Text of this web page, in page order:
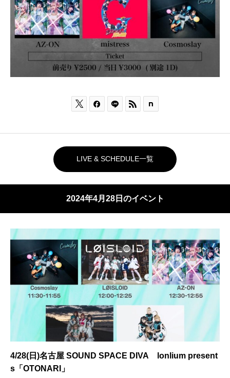
  
LIVE & SCHEDULE一覧
2024年4月28日のイベント
4/28(日)名古屋 SOUND SPACE DIVA lonlium present
s「OTONARI」